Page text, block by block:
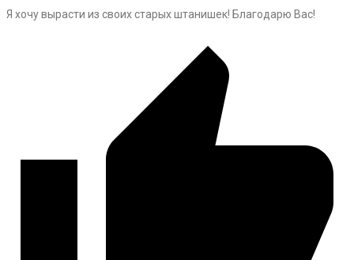
Я хочу вырасти из своих старых штанишек! Благодарю Вас!